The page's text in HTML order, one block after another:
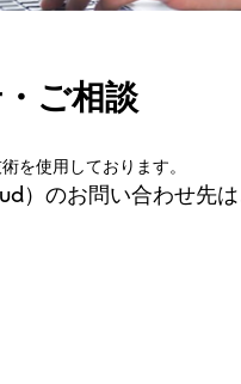
ご相談
を使用しております。
）のお問い合わせ先